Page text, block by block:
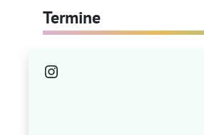
Termine
Instagram